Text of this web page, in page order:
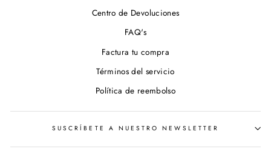
Centro de Devoluciones
FAQ's
Factura tu compra
Términos del servicio
Política de reembolso
SUSCRÍBETE A NUESTRO NEWSLETTER